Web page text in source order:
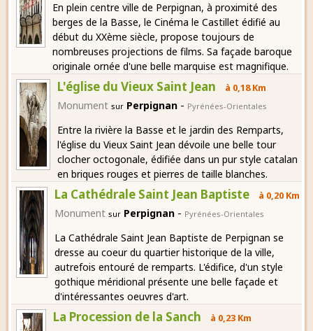
En plein centre ville de Perpignan, à proximité des
berges de la Basse, le Cinéma le Castillet édifié au
début du XXème siècle, propose toujours de
nombreuses projections de films. Sa façade baroque
originale ornée d'une belle marquise est magnifique.
L'église du Vieux Saint Jean à 0,18 Km
Monument sur Perpignan - Pyrénées-Orientales
Entre la rivière la Basse et le jardin des Remparts,
l'église du Vieux Saint Jean dévoile une belle tour
clocher octogonale, édifiée dans un pur style catalan
en briques rouges et pierres de taille blanches.
La Cathédrale Saint Jean Baptiste à 0,20 Km
Monument sur Perpignan - Pyrénées-Orientales
La Cathédrale Saint Jean Baptiste de Perpignan se
dresse au coeur du quartier historique de la ville,
autrefois entouré de remparts. L'édifice, d'un style
gothique méridional présente une belle façade et
d'intéressantes oeuvres d'art.
La Procession de la Sanch à 0,23 Km